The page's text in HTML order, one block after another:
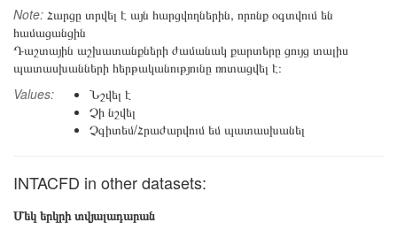
Note: Հարցը տրվել է այն հարցվողներին, որոնք օգտվում են
համացանցին
Դաշտային աշխատանքների ժամանակ քարտերը ցույց տալիս
պատասխանների հերթականությունը ռոտացվել է։
Values:
Նշվել է
Չի նշվել
Չգիտեմ/Հրաժարվում եմ պատասխանել
INTACFD in other datasets:
Մեկ երկրի տվյալադարան